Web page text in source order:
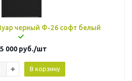
черный Ф-26 софт белый
000 руб./шт
В корзину